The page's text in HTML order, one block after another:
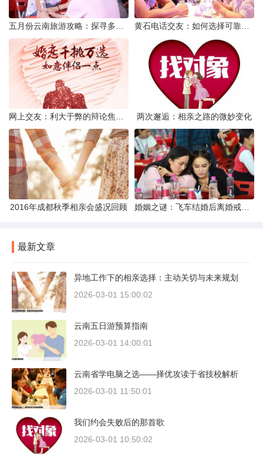
两次邂逅：相亲之路的微妙变化
2016年成都秋季相亲会盛况回顾
最新文章
异地工作下的相亲选择：主动关切与未来规划
2026-03-01 15:00:02
云南五日游预算指南
2026-03-01 14:00:01
云南省学电脑之选——择优攻读于省技校解析
2026-03-01 11:50:01
我们约会失败后的那首歌
2026-03-01 10:50:02